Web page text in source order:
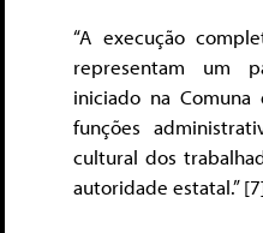
“A execução
representam um
iniciado na
funções
cultural dos
autoridade estatal.”